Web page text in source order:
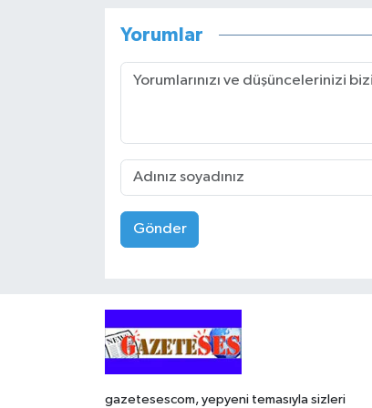
Yorumlar
Gönder
gazetesescom, yepyeni temasıyla sizleri